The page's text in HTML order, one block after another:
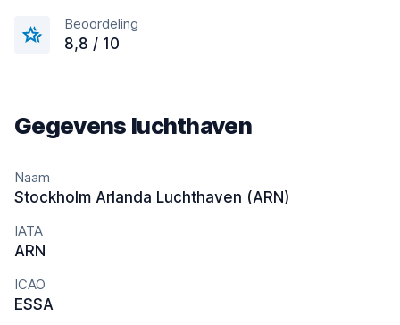
Beoordeling
8,8 / 10
Gegevens luchthaven
Naam
Stockholm Arlanda Luchthaven (ARN)
IATA
ARN
ICAO
ESSA